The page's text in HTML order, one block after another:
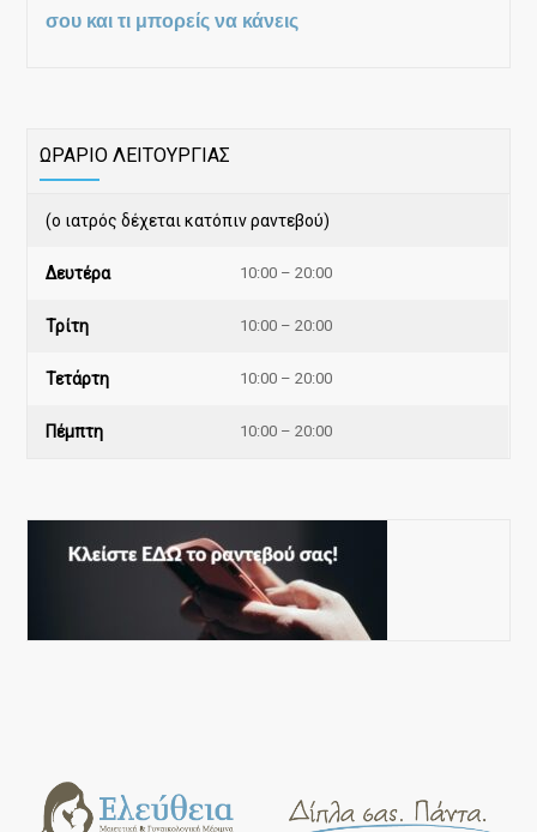
σου και τι μπορείς να κάνεις
ΩΡΑΡΙΟ ΛΕΙΤΟΥΡΓΙΑΣ
(ο ιατρός δέχεται κατόπιν ραντεβού)
Δευτέρα 10:00 – 20:00
Τρίτη 10:00 – 20:00
Τετάρτη 10:00 – 20:00
Πέμπτη 10:00 – 20:00